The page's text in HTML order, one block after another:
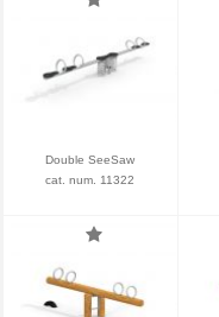
Double SeeSaw
cat. num. 11322